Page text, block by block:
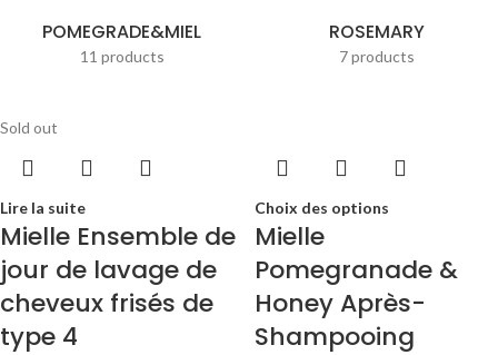
POMEGRADE&MIEL
11 products
ROSEMARY
7 products
Sold out
Lire la suite
Mielle Ensemble de
jour de lavage de
cheveux frisés de
type 4
Choix des options
Mielle
Pomegranade &
Honey Après-
Shampooing